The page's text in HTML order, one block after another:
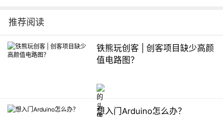
推荐阅读
铁熊玩创客 | 创客项目缺少高颜
值电路图？
想入门Arduino怎么办？